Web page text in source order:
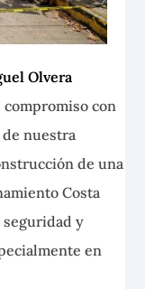
Olvera
con
de nuestra
de una
Costa
seguridad y
en